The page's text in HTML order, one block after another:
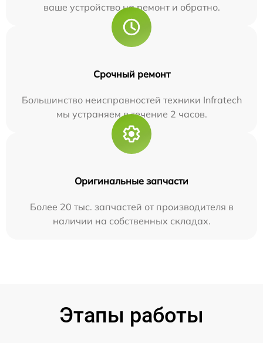
ваше устройство на ремонт и обратно.
Срочный ремонт
Большинство неисправностей техники Infratech
мы устраняем в течение 2 часов.
Оригинальные запчасти
Более 20 тыс. запчастей от производителя в
наличии на собственных складах.
Этапы работы